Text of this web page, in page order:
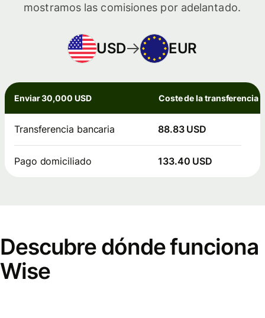
mostramos las comisiones por adelantado.
USD EUR
Enviar 30,000 USD Coste de la transferencia
Transferencia bancaria 88.83 USD
Pago domiciliado 133.40 USD
Descubre dónde funciona
Wise